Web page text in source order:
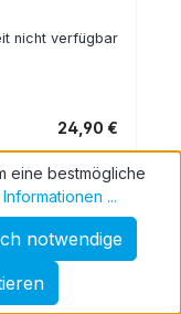
nicht verfügbar
24,90 €
eine bestmögliche
...
notwendige